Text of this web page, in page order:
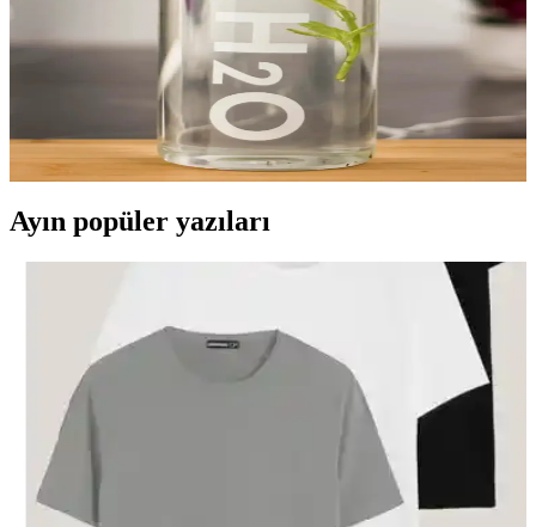
Tohana Borosilikat Cam Matara 1 Litre: Özellikler,
Tasarım ve Günlük Kullanım İncelenmesi
Tohana 1 L borosilikat cam matara, BPA içermeyen güvenli cam
yapısı ile günlük kullanım için uygundur. Geniş ağız, güvenilir kilitli
kapak ve sızdırmazlık sayesinde temiz içim ve güvenli taşıma sağlar;
elde yıkanabilir, beyaz dış görünüm sunar.
Ayın popüler yazıları